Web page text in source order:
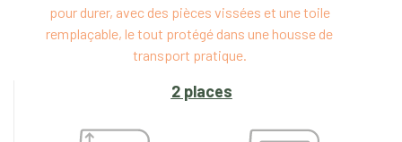
pour durer, avec des pièces vissées et une toile
remplaçable, le tout protégé dans une housse de
transport pratique.
2 places